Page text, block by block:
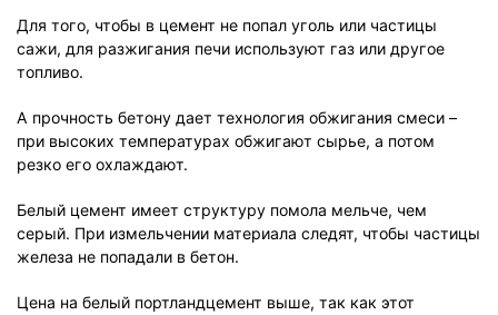
Для того, чтобы в цемент не попал уголь или частицы
сажи, для разжигания печи используют газ или другое
топливо.
А прочность бетону дает технология обжигания смеси –
при высоких температурах обжигают сырье, а потом
резко его охлаждают.
Белый цемент имеет структуру помола мельче, чем
серый. При измельчении материала следят, чтобы частицы
железа не попадали в бетон.
Цена на белый портландцемент выше, так как этот